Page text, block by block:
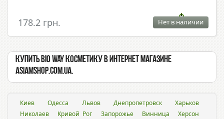
178.2 грн. Нет в наличии
Купить Bio Way косметику в интернет магазине
Asiamshop.com.ua.
Киев Одесса Львов Днепропетровск
Харьков
Николаев
Кривой Рог Запорожье Винница Херсон